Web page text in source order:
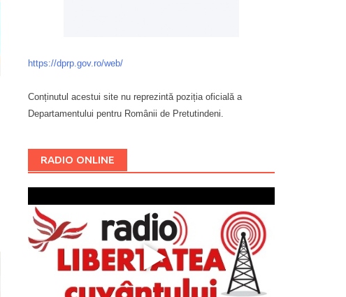
https://dprp.gov.ro/web/
Conținutul acestui site nu reprezintă poziția oficială a
Departamentului pentru Românii de Pretutindeni.
RADIO ONLINE